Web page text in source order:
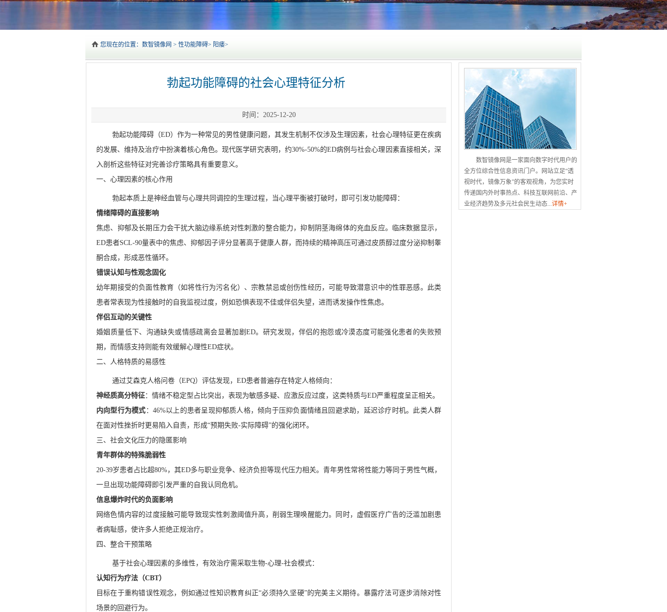
您现在的位置： 数智镜像网 > 性功能障碍> 阳痿>
勃起功能障碍的社会心理特征分析
时间：2025-12-20
勃起功能障碍（ED）作为一种常见的男性健康问题，其发生机制不仅涉及生理因素，社会心理特征更在疾病
的发展、维持及治疗中扮演着核心角色。现代医学研究表明，约30%-50%的ED病例与社会心理因素直接相关，深
入剖析这些特征对完善诊疗策略具有重要意义。
一、心理因素的核心作用
勃起本质上是神经血管与心理共同调控的生理过程，当心理平衡被打破时，即可引发功能障碍：
情绪障碍的直接影响
焦虑、抑郁及长期压力会干扰大脑边缘系统对性刺激的整合能力，抑制阴茎海绵体的充血反应。临床数据显示，
ED患者SCL-90量表中的焦虑、抑郁因子评分显著高于健康人群，而持续的精神高压可通过皮质醇过度分泌抑制睾
酮合成，形成恶性循环。
错误认知与性观念固化
幼年期接受的负面性教育（如将性行为污名化）、宗教禁忌或创伤性经历，可能导致潜意识中的性罪恶感。此类
患者常表现为性接触时的自我监视过度，例如恐惧表现不佳或伴侣失望，进而诱发操作性焦虑。
伴侣互动的关键性
婚姻质量低下、沟通缺失或情感疏离会显著加剧ED。研究发现，伴侣的抱怨或冷漠态度可能强化患者的失败预
期，而情感支持则能有效缓解心理性ED症状。
二、人格特质的易感性
通过艾森克人格问卷（EPQ）评估发现，ED患者普遍存在特定人格倾向：
神经质高分特征：情绪不稳定型占比突出，表现为敏感多疑、应激反应过度，这类特质与ED严重程度呈正相关。
内向型行为模式 ：46%以上的患者呈现抑郁质人格，倾向于压抑负面情绪且回避求助，延迟诊疗时机。此类人群
在面对性挫折时更易陷入自责，形成“预期失败-实际障碍”的强化闭环。
三、社会文化压力的隐匿影响
青年群体的特殊脆弱性
20-39岁患者占比超80%，其ED多与职业竞争、经济负担等现代压力相关。青年男性常将性能力等同于男性气概，
一旦出现功能障碍即引发严重的自我认同危机。
信息爆炸时代的负面影响
网络色情内容的过度接触可能导致现实性刺激阈值升高，削弱生理唤醒能力。同时，虚假医疗广告的泛滥加剧患
者病耻感，使许多人拒绝正规治疗。
四、整合干预策略
基于社会心理因素的多维性，有效治疗需采取生物-心理-社会模式：
认知行为疗法（CBT）
目标在于重构错误性观念，例如通过性知识教育纠正“必须持久坚硬”的完美主义期待。暴露疗法可逐步消除对性
场景的回避行为。
数智镜像网是一家面向数字时代用户的
全方位综合性信息资讯门户。网站立足“透
视时代，镜像万象”的客观视角，为您实时
传递国内外时事热点、科技互联网前沿、产
业经济趋势及多元社会民生动态... 详情+